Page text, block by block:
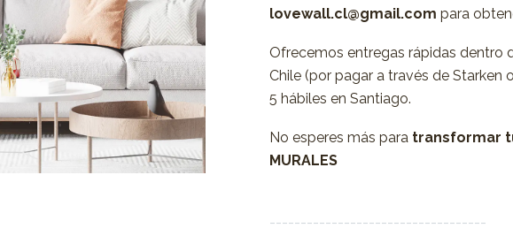
lovewall.cl@gmail.com para
Ofrecemos entregas rápidas dentro
Chile (por pagar a través de Starken
5 hábiles en Santiago.
No esperes más para transformar
MURALES
-----------------------------------